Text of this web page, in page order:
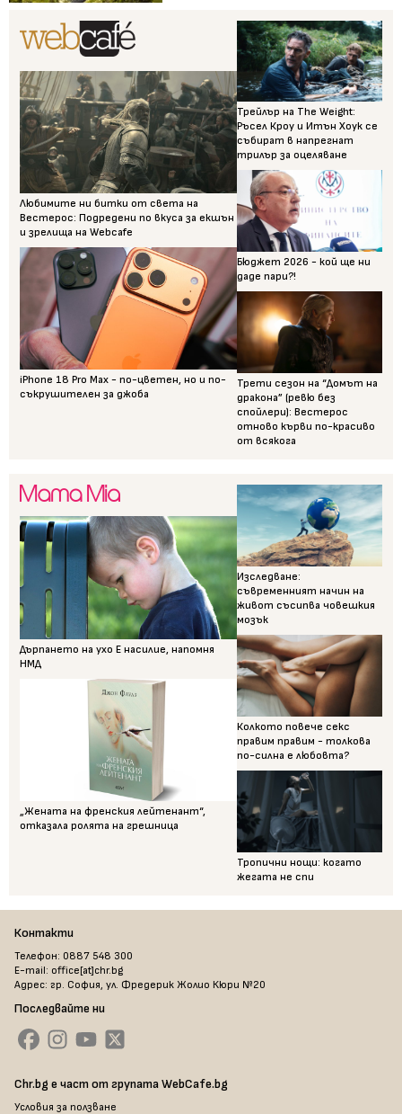
Любимите ни битки от света на
Вестерос: Подредени по вкуса за екшън
и зрелища на Webcafe
iPhone 18 Pro Max - по-цветен, но и по-
съкрушителен за джоба
Трейлър на The Weight:
Ръсел Кроу и Итън Хоук се
събират в напрегнат
трилър за оцеляване
Бюджет 2026 - кой ще ни
даде пари?!
Трети сезон на “Домът на
дракона” (ревю без
спойлери): Вестерос
отново кърви по-красиво
от всякога
Дърпането на ухо Е насилие, напомня
НМД
„Жената на френския лейтенант“,
отказала ролята на грешница
Изследване:
съвременният начин на
живот съсипва човешкия
мозък
Колкото повече секс
правим правим - толкова
по-силна е любовта?
Тропични нощи: когато
жегата не спи
Контакти
Телефон: 0887 548 300
E-mail: office[at]chr.bg
Адрес: гр. София, ул. Фредерик Жолио Кюри №20
Последвайте ни
Chr.bg е част от групата WebCafe.bg
Условия за ползване